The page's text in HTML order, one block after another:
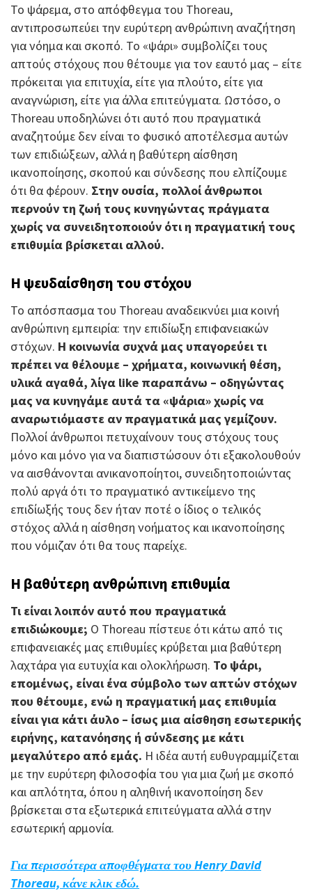
Το ψάρεμα, στο απόφθεγμα του Thoreau,
αντιπροσωπεύει την ευρύτερη ανθρώπινη αναζήτηση
για νόημα και σκοπό. Το «ψάρι» συμβολίζει τους
απτούς στόχους που θέτουμε για τον εαυτό μας – είτε
πρόκειται για επιτυχία, είτε για πλούτο, είτε για
αναγνώριση, είτε για άλλα επιτεύγματα. Ωστόσο, ο
Thoreau υποδηλώνει ότι αυτό που πραγματικά
αναζητούμε δεν είναι το φυσικό αποτέλεσμα αυτών
των επιδιώξεων, αλλά η βαθύτερη αίσθηση
ικανοποίησης, σκοπού και σύνδεσης που ελπίζουμε
ότι θα φέρουν. Στην ουσία, πολλοί άνθρωποι
περνούν τη ζωή τους κυνηγώντας πράγματα
χωρίς να συνειδητοποιούν ότι η πραγματική τους
επιθυμία βρίσκεται αλλού.
Η ψευδαίσθηση του στόχου
Το απόσπασμα του Thoreau αναδεικνύει μια κοινή
ανθρώπινη εμπειρία: την επιδίωξη επιφανειακών
στόχων. Η κοινωνία συχνά μας υπαγορεύει τι
πρέπει να θέλουμε – χρήματα, κοινωνική θέση,
υλικά αγαθά, λίγα like παραπάνω – οδηγώντας
μας να κυνηγάμε αυτά τα «ψάρια» χωρίς να
αναρωτιόμαστε αν πραγματικά μας γεμίζουν.
Πολλοί άνθρωποι πετυχαίνουν τους στόχους τους
μόνο και μόνο για να διαπιστώσουν ότι εξακολουθούν
να αισθάνονται ανικανοποίητοι, συνειδητοποιώντας
πολύ αργά ότι το πραγματικό αντικείμενο της
επιδίωξής τους δεν ήταν ποτέ ο ίδιος ο τελικός
στόχος αλλά η αίσθηση νοήματος και ικανοποίησης
που νόμιζαν ότι θα τους παρείχε.
Η βαθύτερη ανθρώπινη επιθυμία
Τι είναι λοιπόν αυτό που πραγματικά
επιδιώκουμε; Ο Thoreau πίστευε ότι κάτω από τις
επιφανειακές μας επιθυμίες κρύβεται μια βαθύτερη
λαχτάρα για ευτυχία και ολοκλήρωση. Το ψάρι,
επομένως, είναι ένα σύμβολο των απτών στόχων
που θέτουμε, ενώ η πραγματική μας επιθυμία
είναι για κάτι άυλο – ίσως μια αίσθηση εσωτερικής
ειρήνης, κατανόησης ή σύνδεσης με κάτι
μεγαλύτερο από εμάς. Η ιδέα αυτή ευθυγραμμίζεται
με την ευρύτερη φιλοσοφία του για μια ζωή με σκοπό
και απλότητα, όπου η αληθινή ικανοποίηση δεν
βρίσκεται στα εξωτερικά επιτεύγματα αλλά στην
εσωτερική αρμονία.
Για περισσότερα αποφθέγματα του Henry David
Thoreau, κάνε κλικ εδώ.